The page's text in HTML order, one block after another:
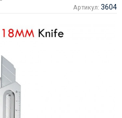
Артикул: 3604